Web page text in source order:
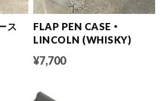
ース
FLAP PEN CASE ・
LINCOLN (WHISKY)
¥7,700